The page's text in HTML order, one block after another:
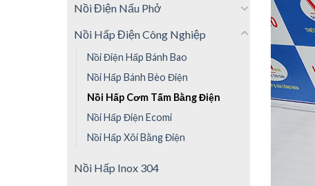
Nồi Điện Nấu Phở
Nồi Hấp Điện Công Nghiệp
Nồi Điện Hấp Bánh Bao
Nồi Hấp Bánh Bèo Điện
Nồi Hấp Cơm Tấm Bằng Điện
Nồi Hấp Điện Ecomi
Nồi Hấp Xôi Bằng Điện
Nồi Hấp Inox 304